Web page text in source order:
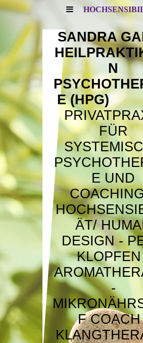
SANDRA
N
E (HPG)
FÜR
E UND
ÄT/
DESIGN -
-
F